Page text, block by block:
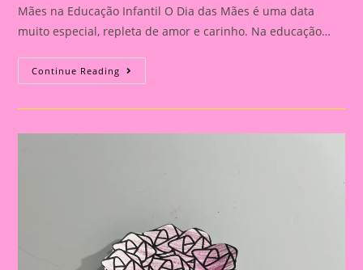
Mães na Educação Infantil O Dia das Mães é uma data
muito especial, repleta de amor e carinho. Na educação…
Continue Reading Atividade
Dia
Mães